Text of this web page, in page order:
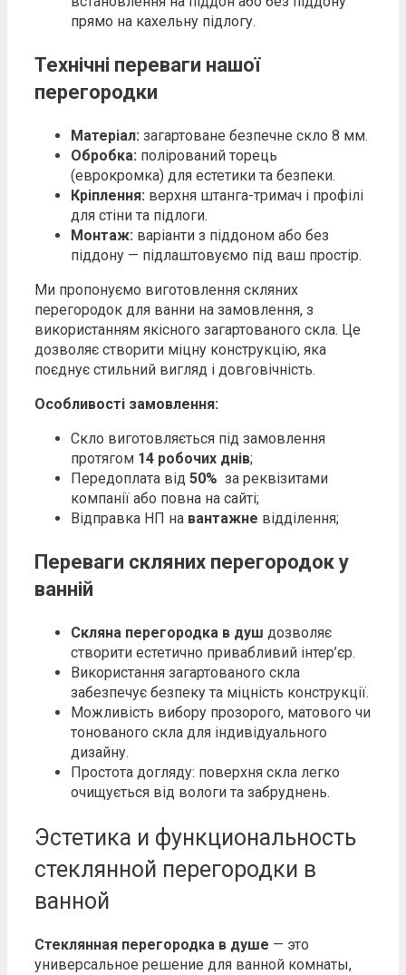
прямо на кахельну підлогу.
Технічні переваги нашої
перегородки
Матеріал: загартоване безпечне скло 8 мм.
Обробка: полірований торець
(еврокромка) для естетики та безпеки.
Кріплення: верхня штанга-тримач і профілі
для стіни та підлоги.
Монтаж: варіанти з піддоном або без
піддону — підлаштовуємо під ваш простір.
Ми пропонуємо виготовлення скляних
перегородок для ванни на замовлення, з
використанням якісного загартованого скла. Це
дозволяє створити міцну конструкцію, яка
поєднує стильний вигляд і довговічність.
Особливості замовлення:
Скло виготовляється під замовлення
протягом 14 робочих днів;
Передоплата від 50% за реквізитами
компанії або повна на сайті;
Відправка НП на вантажне відділення;
Переваги скляних перегородок у
ванній
Скляна перегородка в душ дозволяє
створити естетично привабливий інтер’єр.
Використання загартованого скла
забезпечує безпеку та міцність конструкції.
Можливість вибору прозорого, матового чи
тонованого скла для індивідуального
дизайну.
Простота догляду: поверхня скла легко
очищується від вологи та забруднень.
Эстетика и функциональность
стеклянной перегородки в
ванной
Стеклянная перегородка в душе — это
универсальное решение для ванной комнаты,